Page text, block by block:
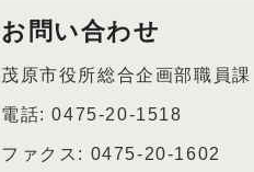
お問い合わせ
茂原市役所総合企画部職員課
電話: 0475-20-1518
ファクス: 0475-20-1602